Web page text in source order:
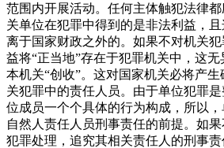
范围内开展活动。任何主体触犯法律
关单位在犯罪中得到的是非法利益，
离于国家财政之外的。如果不对机关
益将“正当地”存在于犯罪机关中，这
本机关“创收”。这对国家机关必将产
关犯罪中的责任人员。由于单位犯罪
位成员一个个具体的行为构成，所以
自然人责任人员刑事责任的前提。如
犯罪处理，追究其相关责任人的刑事